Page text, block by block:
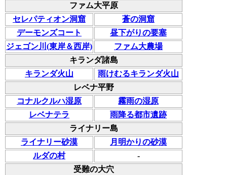
ファム大平原
セレパティオン洞窟
蒼の洞窟
デーモンズコート
昼下がりの要塞
ジェゴン川(東岸＆西岸)
ファム大農場
キランダ諸島
キランダ火山
雨けむるキランダ火山
レベナ平野
コナルクルハ湿原
霧雨の湿原
レベナテラ
雨降る都市遺跡
ライナリー島
ライナリー砂漠
月明かりの砂漠
ルダの村
-
受難の大穴